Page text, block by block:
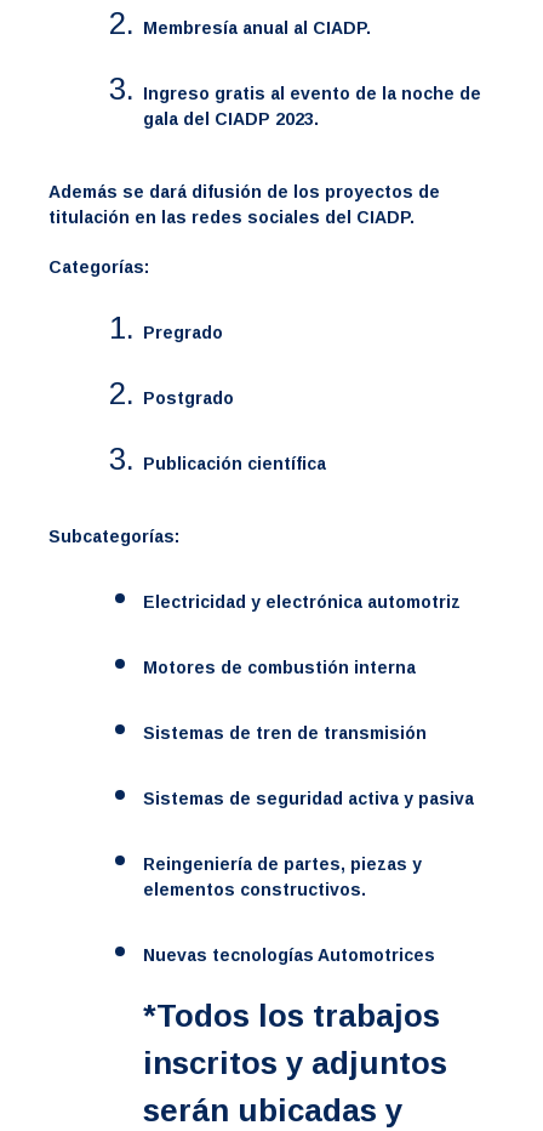
Membresía anual al CIADP.
Ingreso gratis al evento de la noche de
gala del CIADP 2023.
Además se dará difusión de los proyectos de
titulación en las redes sociales del CIADP.
Categorías:
Pregrado
Postgrado
Publicación científica
Subcategorías:
Electricidad y electrónica automotriz
Motores de combustión interna
Sistemas de tren de transmisión
Sistemas de seguridad activa y pasiva
Reingeniería de partes, piezas y
elementos constructivos.
Nuevas tecnologías Automotrices
*Todos los trabajos
inscritos y adjuntos
serán ubicadas y